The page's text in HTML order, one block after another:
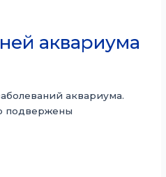
аквариума
аквариума.
подвержены